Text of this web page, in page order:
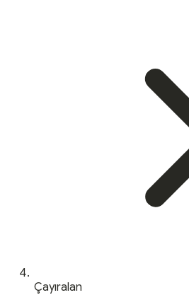
Çayıralan